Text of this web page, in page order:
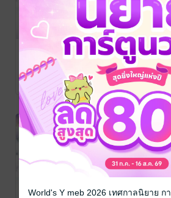
ฝืนชะตาชายา
อสูร เล่ม 8 (จบ)
เซียวชีเหยีย (萧七
爷) / Ink Stone
นิยายรักจีนโบราณ
2 Rating
ฝืนชะตาชายา
อสูร เล่ม 7
เซียวชีเหยีย (萧七
爷)/ Ink Stone
นิยายรักจีนโบราณ
1 Rating
World's Y meb 2026 เทศกาลนิยาย